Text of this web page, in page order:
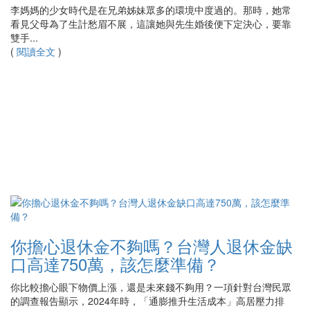
李媽媽的少女時代是在兄弟姊妹眾多的環境中度過的。那時，她常
看見父母為了生計愁眉不展，這讓她與先生婚後便下定決心，要靠
雙手...
( 閱讀全文 )
你擔心退休金不夠嗎？台灣人退休金缺
口高達750萬，該怎麼準備？
你比較擔心眼下物價上漲，還是未來錢不夠用？一項針對台灣民眾
的調查報告顯示，2024年時，「通膨推升生活成本」高居壓力排